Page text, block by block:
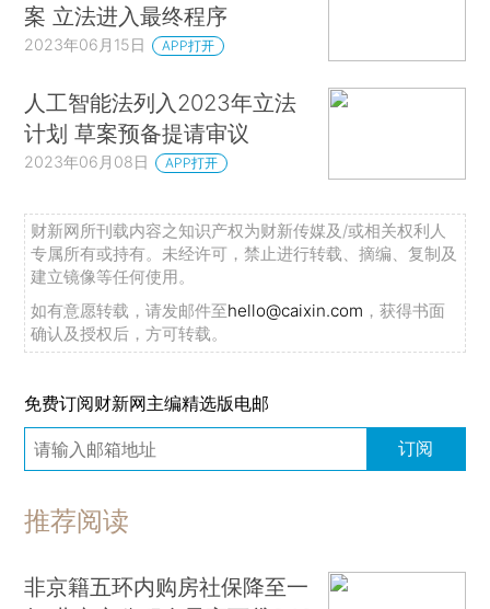
案 立法进入最终程序
2023年06月15日 APP打开
人工智能法列入2023年立法
计划 草案预备提请审议
2023年06月08日 APP打开
财新网所刊载内容之知识产权为财新传媒及/或相关权利人
专属所有或持有。未经许可，禁止进行转载、摘编、复制及
建立镜像等任何使用。
如有意愿转载，请发邮件至hello@caixin.com ，获得书面
确认及授权后，方可转载。
免费订阅财新网主编精选版电邮
订阅
推荐阅读
非京籍五环内购房社保降至一